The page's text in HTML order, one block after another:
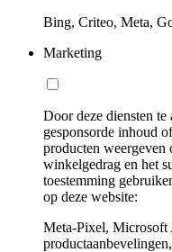
Bing, Criteo, Meta,
Marketing
Door deze diensten te
gesponsorde inhoud
producten weergeven
winkelgedrag en het
toestemming
op deze website:
Meta-Pixel, Microsoft